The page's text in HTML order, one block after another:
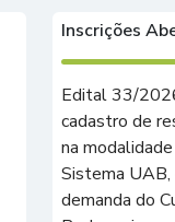
Inscrições
Edital 33/
cadastro de
na
Sistema
demanda do